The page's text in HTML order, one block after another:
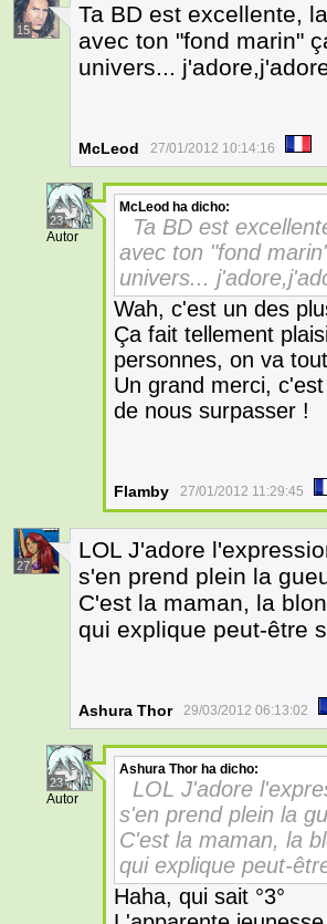
15
Ta BD est excellente,
avec ton "fond marin"
univers...
McLeod 27/01/2012 10:14:16
23
Autor
McLeod ha dicho:
Ta BD est
avec ton "fond
univers...
Wah, c'est un des
Ça fait tellement
personnes, on va
Un grand merci,
de nous surpasser !
Flamby 27/01/2012 11:29:45
27
LOL J'adore
s'en prend plein la
C'est la maman, la
qui explique peut-être
Ashura Thor 29/03/2012 06:13:02
23
Autor
Ashura Thor ha dicho:
LOL J'adore
s'en prend plein la
C'est la maman, la
qui explique peut-
Haha, qui sait °3°